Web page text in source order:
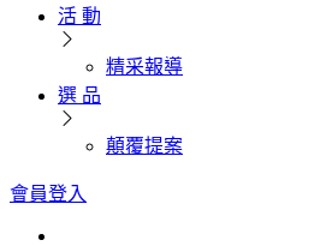
活 動
精采報導
選 品
顛覆提案
會員登入